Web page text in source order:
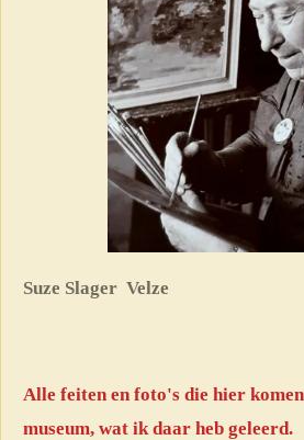
Suze Slager Velze
Alle feiten en foto's die hier
museum, wat ik daar heb geleerd.